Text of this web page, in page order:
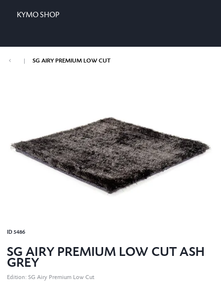
KYMO SHOP
| SG AIRY PREMIUM LOW CUT
ID5486
SG AIRY PREMIUM LOW CUT ASH
GREY
Edition: SG Airy Premium Low Cut